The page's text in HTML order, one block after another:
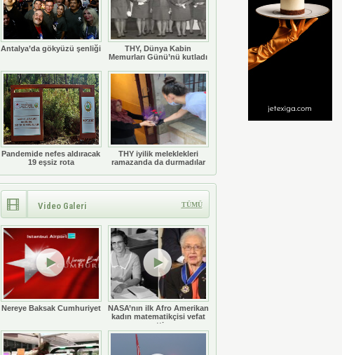
Antalya’da gökyüzü şenliği
THY, Dünya Kabin
Memurları Günü’nü kutladı
Pandemide nefes aldıracak
19 eşsiz rota
THY iyilik meleklekleri
ramazanda da durmadılar
Video Galeri TÜMÜ
Nereye Baksak Cumhuriyet
NASA’nın ilk Afro Amerikan
kadın matematikçisi vefat
etti